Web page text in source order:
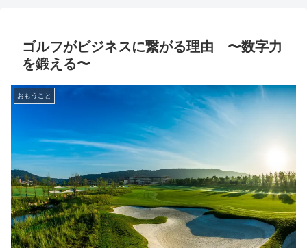
ゴルフがビジネスに繋がる理由 〜数字力
を鍛える〜
おもうこと